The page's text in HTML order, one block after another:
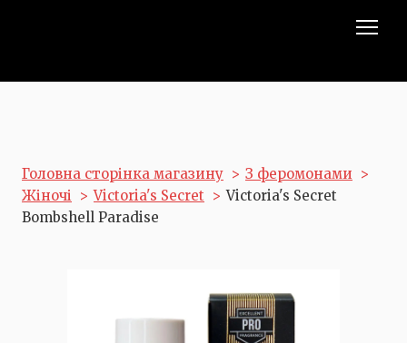
Головна сторінка магазину
З феромонами
Жіночі
Victoria's Secret
Victoria's Secret
Bombshell Paradise